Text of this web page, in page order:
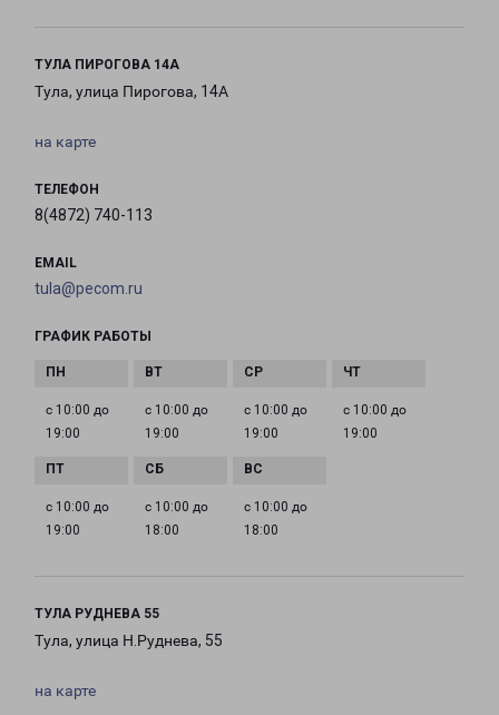
ТУЛА ПИРОГОВА 14А
Тула, улица Пирогова, 14А
на карте
ТЕЛЕФОН
8(4872) 740-113
EMAIL
tula@pecom.ru
ГРАФИК РАБОТЫ
с 10:00 до
19:00
с 10:00 до
19:00
с 10:00 до
19:00
с 10:00 до
19:00
с 10:00 до
19:00
с 10:00 до
18:00
с 10:00 до
18:00
ТУЛА РУДНЕВА 55
Тула, улица Н.Руднева, 55
на карте